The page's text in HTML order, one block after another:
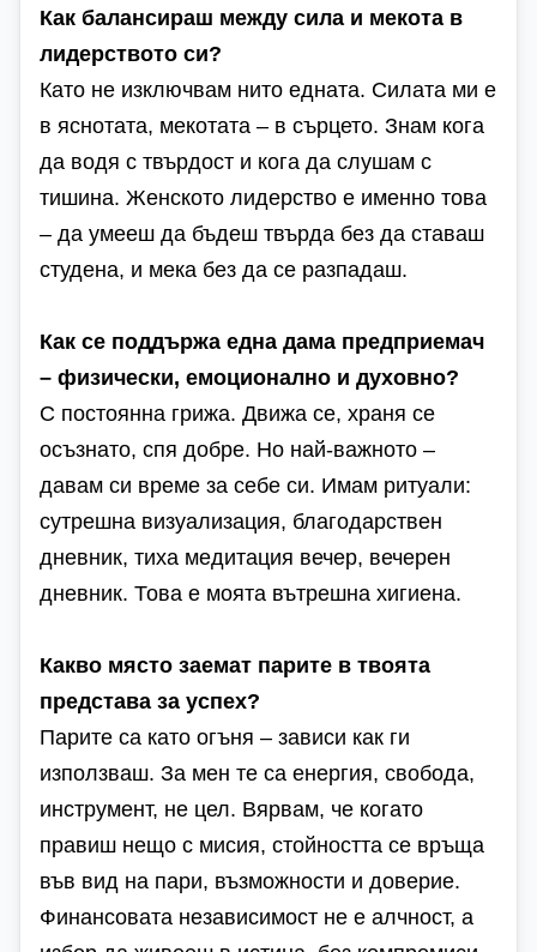
Как балансираш между сила и мекота в
лидерството си?
Като не изключвам нито едната. Силата ми е
в яснотата, мекотата – в сърцето. Знам кога
да водя с твърдост и кога да слушам с
тишина. Женското лидерство е именно това
– да умееш да бъдеш твърда без да ставаш
студена, и мека без да се разпадаш.
Как се поддържа една дама предприемач
– физически, емоционално и духовно?
С постоянна грижа. Движа се, храня се
осъзнато, спя добре. Но най-важното –
давам си време за себе си. Имам ритуали:
сутрешна визуализация, благодарствен
дневник, тиха медитация вечер, вечерен
дневник. Това е моята вътрешна хигиена.
Какво място заемат парите в твоята
представа за успех?
Парите са като огъня – зависи как ги
използваш. За мен те са енергия, свобода,
инструмент, не цел. Вярвам, че когато
правиш нещо с мисия, стойността се връща
във вид на пари, възможности и доверие.
Финансовата независимост не е алчност, а